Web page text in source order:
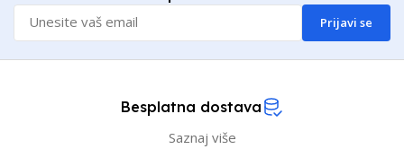
Prijavi se
Besplatna dostava
Saznaj više